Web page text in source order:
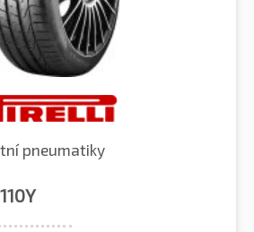
pneumatiky
110Y